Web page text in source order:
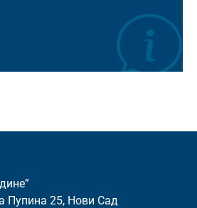
Пупина 25, Нови Сад